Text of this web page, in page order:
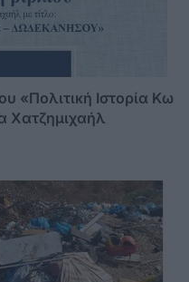
«Πολιτική Ιστορία Κω
Χατζημιχαήλ